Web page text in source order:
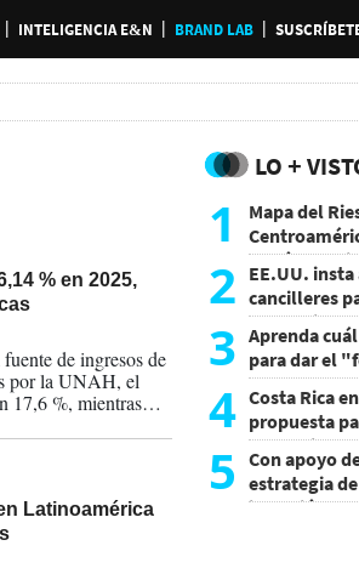
INTELIGENCIA E&N BRAND LAB
% en 2025,
de ingresos de
por la UNAH, el
17,6 %, mientras
Latinoamérica
LO +
1
Mapa del
y cuáles
2 EE.UU. insta
cancilleres
sobre
3 Aprenda
para dar el
4 Costa Rica
propuesta
comercial
5
Con apoyo
estrategia
inversión al